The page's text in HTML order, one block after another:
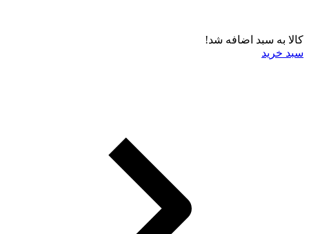
کالا به سبد اضافه شد!
سبد خرید